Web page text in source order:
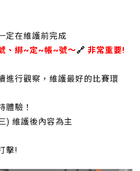
定在維護前完成
、綁~定~帳~號～🔗 非常重要!
進行觀察，維護最好的比賽環
體驗！
) 維護後內容為主
擊!